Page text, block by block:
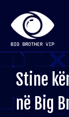
Stine
në Big